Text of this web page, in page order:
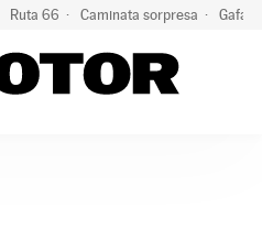
Ruta 66 Caminata sorpresa Gafas